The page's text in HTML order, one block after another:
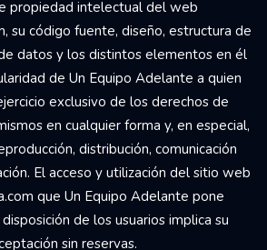
propiedad intelectual del web
su código fuente, diseño, estructura de
datos y los distintos elementos en él
de Un Equipo Adelante a quien
exclusivo de los derechos de
en cualquier forma y, en especial,
distribución, comunicación
El acceso y utilización del sitio web
que Un Equipo Adelante pone
de los usuarios implica su
sin reservas.